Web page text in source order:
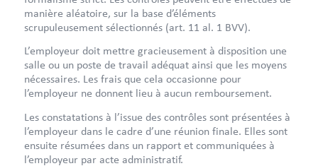
manière aléatoire, sur la base d’éléments
scrupuleusement sélectionnés (art. 11 al. 1 BVV).
L’employeur doit mettre gracieusement à disposition une
salle ou un poste de travail adéquat ainsi que les moyens
nécessaires. Les frais que cela occasionne pour
l’employeur ne donnent lieu à aucun remboursement.
Les constatations à l’issue des contrôles sont présentées à
l’employeur dans le cadre d’une réunion finale. Elles sont
ensuite résumées dans un rapport et communiquées à
l’employeur par acte administratif.